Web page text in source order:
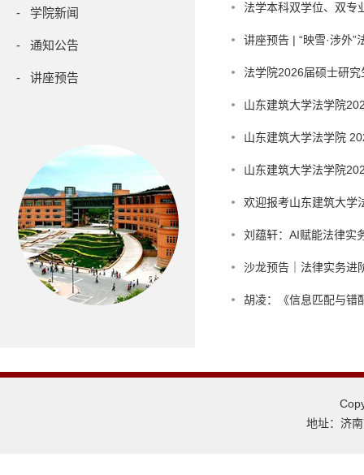
- 学院新闻
- 通知公告
- 讲座预告
法学本科双学位、双专
讲座预告 | “映雪·涉外”
法学院2026届硕士研
山东建筑大学法学院
山东建筑大学法学院
山东建筑大学法学院
欢迎报考山东建筑大学
刘蕴轩：AI赋能法律
沙龙预告｜法律实务进
胡凌：《信息匹配与错
地址：济